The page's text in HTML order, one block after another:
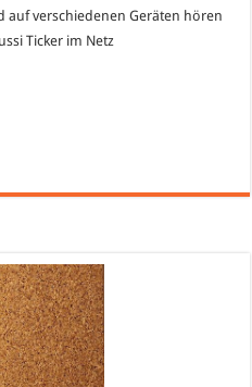
auf verschiedenen Geräten hören
Ticker im Netz